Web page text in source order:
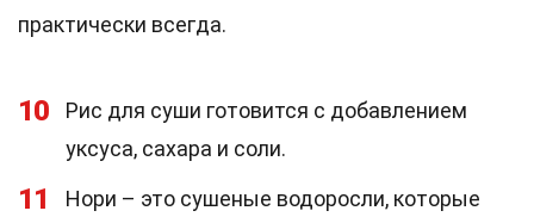
практически всегда.
10
Рис для суши готовится с добавлением
уксуса, сахара и соли.
11
Нори – это сушеные водоросли, которые